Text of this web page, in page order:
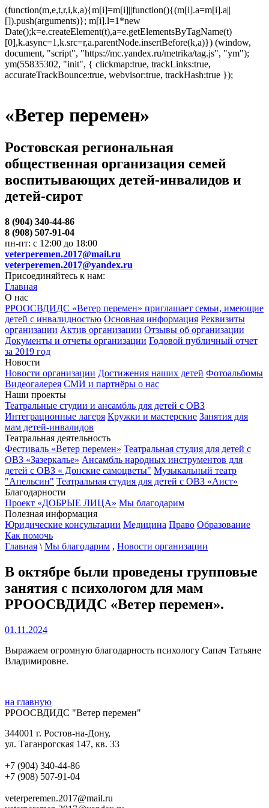
(function(m,e,t,r,i,k,a){m[i]=m[i]||function(){(m[i].a=m[i].a||
[]).push(arguments)}; m[i].l=1*new
Date();k=e.createElement(t),a=e.getElementsByTagName(t)
[0],k.async=1,k.src=r,a.parentNode.insertBefore(k,a)}) (window,
document, "script", "https://mc.yandex.ru/metrika/tag.js", "ym");
ym(55835302, "init", { clickmap:true, trackLinks:true,
accurateTrackBounce:true, webvisor:true, trackHash:true });
«Ветер перемен»
Ростовская региональная
общественная организация семей
воспитывающих детей-инвалидов и
детей-сирот
8 (904) 340-44-86
8 (908) 507-91-04
пн-пт: с 12:00 до 18:00
veterperemen.2017@mail.ru
veterperemen.2017@yandex.ru
Присоединяйтесь к нам:
Главная
О нас
РРООСВДИДС «Ветер перемен» приглашает семьи, имеющие
детей с инвалидностью Основная информация Реквизиты
организации Актив организации Отзывы об организации
Документы и отчеты организации Годовой публичный отчет
за 2019 год
Новости
Новости организации Достижения наших детей Фотоальбомы
Видеогалерея СМИ и партнёры о нас
Наши проекты
Театральные студии и ансамбль для детей с ОВЗ
Интеграционные лагеря Кружки и мастерские Занятия для
мам детей-инвалидов
Театральная деятельность
Фестиваль «Ветер перемен» Театральная студия для детей с
ОВЗ «Зазеркалье» Ансамбль народных инструментов для
детей с ОВЗ « Донские самоцветы" Музыкальный театр
"Апельсин" Театральная студия для детей с ОВЗ «Аист»
Благодарности
Проект «ДОБРЫЕ ЛИЦА» Мы благодарим
Полезная информация
Юридические консультации Медицина Право Образование
Как помочь
Главная \ Мы благодарим , Новости организации
В октябре были проведены групповые
занятия с психологом для мам
РРООСВДИДС «Ветер перемен».
01.11.2024
Выражаем огромную благодарность психологу Сапач Татьяне
Владимировне.
на главную
РРООСВДИДС "Ветер перемен"
344001 г. Ростов-на-Дону,
ул. Таганрогская 147, кв. 33‍
+7 (904) 340-44-86
+7 (908) 507-91-04‍
veterperemen.2017@mail.ru